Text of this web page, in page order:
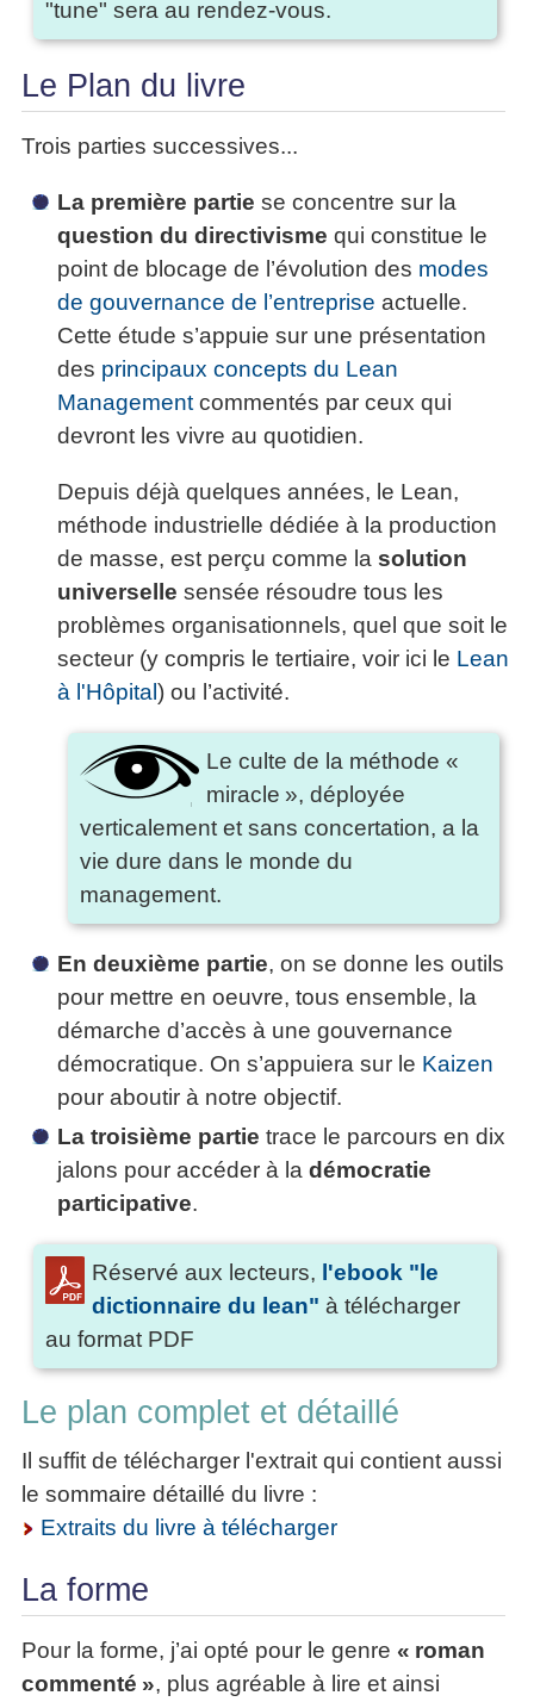
"tune" sera au rendez-vous.
Le Plan du livre
Trois parties successives...
La première partie se concentre sur la
question du directivisme qui constitue le
point de blocage de l’évolution des modes
de gouvernance de l’entreprise actuelle.
Cette étude s’appuie sur une présentation
des principaux concepts du Lean
Management commentés par ceux qui
devront les vivre au quotidien.
Depuis déjà quelques années, le Lean,
méthode industrielle dédiée à la production
de masse, est perçu comme la solution
universelle sensée résoudre tous les
problèmes organisationnels, quel que soit le
secteur (y compris le tertiaire, voir ici le Lean
à l'Hôpital) ou l’activité.
Le culte de la méthode «
miracle », déployée
verticalement et sans concertation, a la
vie dure dans le monde du
management.
En deuxième partie, on se donne les outils
pour mettre en oeuvre, tous ensemble, la
démarche d’accès à une gouvernance
démocratique. On s’appuiera sur le Kaizen
pour aboutir à notre objectif.
La troisième partie trace le parcours en dix
jalons pour accéder à la démocratie
participative.
Réservé aux lecteurs, l'ebook "le
dictionnaire du lean" à télécharger
au format PDF
Le plan complet et détaillé
Il suffit de télécharger l'extrait qui contient aussi
le sommaire détaillé du livre :
Extraits du livre à télécharger
La forme
Pour la forme, j’ai opté pour le genre « roman
commenté », plus agréable à lire et ainsi